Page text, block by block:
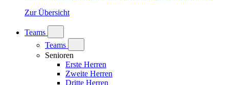
Zur Übersicht
Teams
Teams
Senioren
Erste Herren
Zweite Herren
Dritte Herren